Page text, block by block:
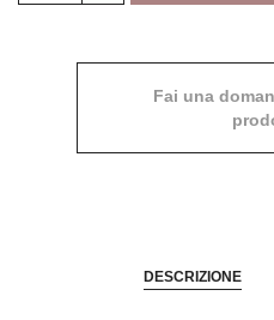
Fai una
DESCRIZIONE